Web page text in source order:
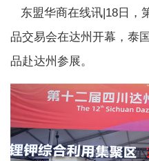
东盟华商在线讯|18日，
品交易会在达州开幕，泰
品赴达州参展。